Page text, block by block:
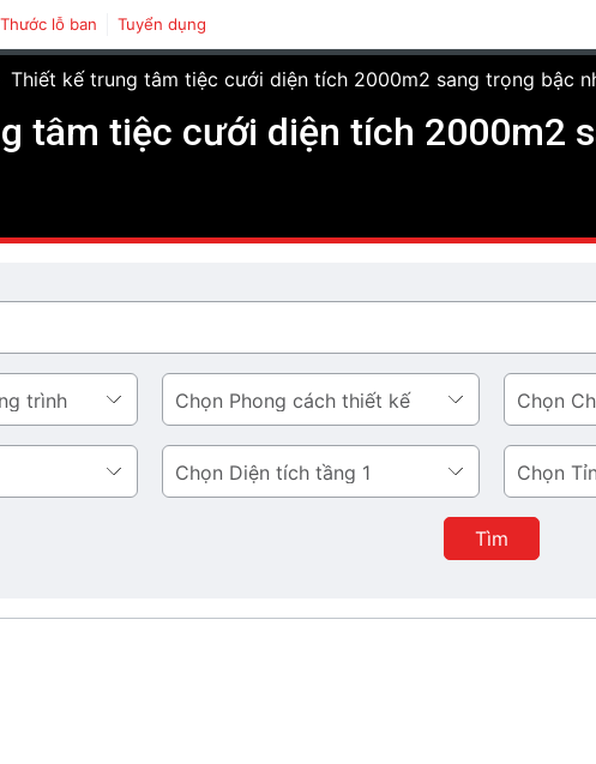
Thước lỗ ban Tuyển dụng
Thiết kế trung tâm tiệc cưới diện tích 2000m2 sang trọng bậc
tâm tiệc cưới diện tích 2000m2
Phong
cách
thiết
kế
Chiều
rộng
mặt
tiền
Diện
tích
Tỉnh
/
Thành
phố
Tìm